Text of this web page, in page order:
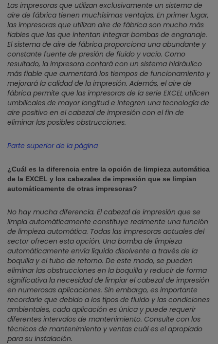
Las impresoras que utilizan exclusivamente un sistema de
aire de fábrica tienen muchísimas ventajas. En primer lugar,
las impresoras que utilizan aire de fábrica son mucho más
fiables que las que intentan integrar bombas de engranaje.
El sistema de aire de fábrica proporciona una abundante y
constante fuente de presión de fluido y vacío. Como
resultado, la impresora contará con un sistema hidráulico
más fiable que aumentará los tiempos de funcionamiento y
mejorará la calidad de la impresión. Además, el aire de
fábrica permite que las impresoras de la serie EXCEL utilicen
umbilicales de mayor longitud e integren una tecnología de
aire positivo en el cabezal de impresión con el fin de
eliminar las posibles obstrucciones.
Parte superior de la página
¿Cuál es la diferencia entre la opción de limpieza automática
de la EXCEL y los cabezales de impresión que se limpian
automáticamente de otras impresoras?
No hay mucha diferencia. El cabezal de impresión que se
limpia automáticamente constituye realmente una función
de limpieza automática. Todas las impresoras actuales del
sector ofrecen esta opción. Una bomba de limpieza
automáticamente envía líquido disolvente a través de la
boquilla y el tubo de retorno. De este modo, se pueden
eliminar las obstrucciones en la boquilla y reducir de forma
significativa la necesidad de limpiar el cabezal de impresión
en numerosas aplicaciones. Sin embargo, es importante
recordarle que debido a los tipos de fluido y las condiciones
ambientales, cada aplicación es única y puede requerir
diferentes intervalos de mantenimiento. Consulte con los
técnicos de mantenimiento y ventas cuál es el apropiado
para su instalación.